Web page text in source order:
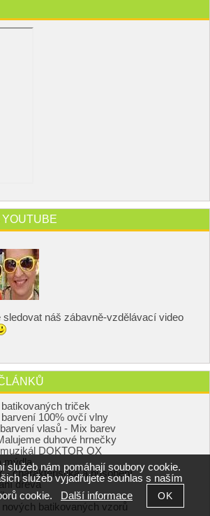
sledovat náš zábavně-vzdělávací video
triček
100% ovčí vlny
vlasů - Mix barev
duhové hrnečky
DOKTOR OX
mýdla
- charakteristika a působení
dřeva
batikovaných vzorů
služeb nám pomáhají soubory cookie.
služeb vyjadřujete souhlas s naším
cookie. Další informace